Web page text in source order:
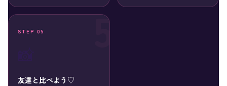
STEP 05
友達と比べよう♡